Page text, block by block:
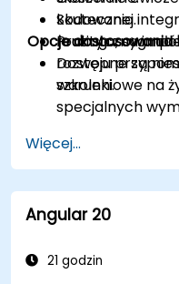
Skutecznej
routingu,
kodowania.
Praktyczna
rozwoju
warunki.
Opcje dostosowania
Dostępne są
szkoleniowe na
specjalnych
Więcej...
Angular 20
21 godzin